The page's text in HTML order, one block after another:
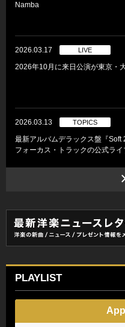
Namba
2026.03.17 LIVE
2026年10月に来日公演が東京・
2026.03.13 TOPICS
最新アルバムデラックス盤『Soft
フォーカス・トラックの公式ラ
PLAYLIST